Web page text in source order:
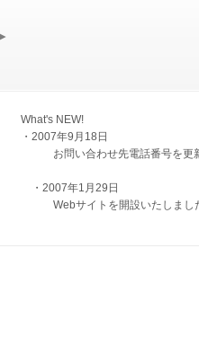
What's NEW!
・2007年9月18日
お問い合わせ先電話番号を更
・2007年1月29日
Webサイトを開設いたしま